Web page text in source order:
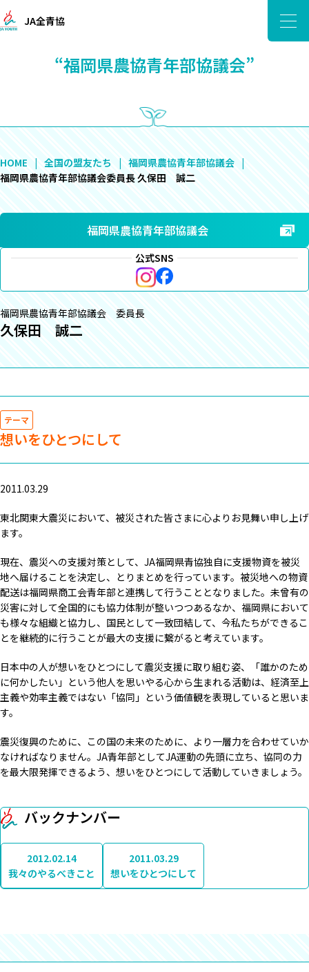
JA全青協
“福岡県農協青年部協議会”
HOME 全国の盟友たち
福岡県農協青年部協議会
福岡県農協青年部協議会委員長 久保田 誠二
福岡県農協青年部協議会
公式SNS
福岡県農協青年部協議会 委員長
久保田 誠二
テーマ
想いをひとつにして
2011.03.29
東北関東大震災において、被災された皆さまに心よりお見舞い申し上げ
ます。
現在、震災への支援対策として、JA福岡県青協独自に支援物資を被災
地へ届けることを決定し、とりまとめを行っています。被災地への物資
配送は福岡県商工会青年部と連携して行うこととなりました。未曾有の
災害に対して全国的にも協力体制が整いつつあるなか、福岡県において
も様々な組織と協力し、国民として一致団結して、今私たちができるこ
とを継続的に行うことが最大の支援に繋がると考えています。
日本中の人が想いをひとつにして震災支援に取り組む姿、「誰かのため
に何かしたい」という他人を思いやる心から生まれる活動は、経済至上
主義や効率主義ではない「協同」という価値観を表現していると思いま
す。
震災復興のために、この国の未来のために、より一層力を合わせていか
なければなりません。JA青年部としてJA運動の先頭に立ち、協同の力
を最大限発揮できるよう、想いをひとつにして活動していきましょう。
バックナンバー
2012.02.14
我々のやるべきこと
2011.03.29
想いをひとつにして